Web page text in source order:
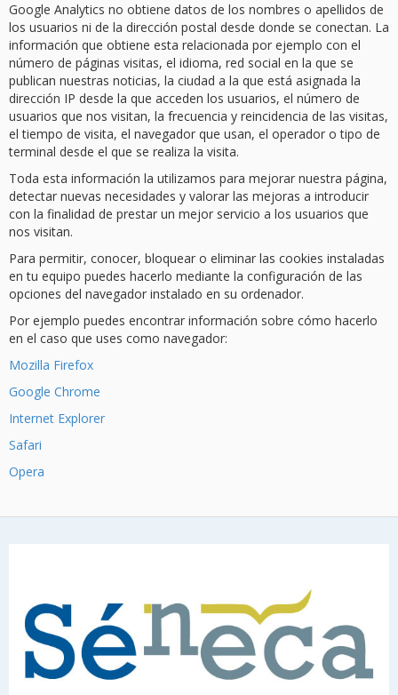
Google Analytics no obtiene datos de los nombres o apellidos de
los usuarios ni de la dirección postal desde donde se conectan. La
información que obtiene esta relacionada por ejemplo con el
número de páginas visitas, el idioma, red social en la que se
publican nuestras noticias, la ciudad a la que está asignada la
dirección IP desde la que acceden los usuarios, el número de
usuarios que nos visitan, la frecuencia y reincidencia de las visitas,
el tiempo de visita, el navegador que usan, el operador o tipo de
terminal desde el que se realiza la visita.
Toda esta información la utilizamos para mejorar nuestra página,
detectar nuevas necesidades y valorar las mejoras a introducir
con la finalidad de prestar un mejor servicio a los usuarios que
nos visitan.
Para permitir, conocer, bloquear o eliminar las cookies instaladas
en tu equipo puedes hacerlo mediante la configuración de las
opciones del navegador instalado en su ordenador.
Por ejemplo puedes encontrar información sobre cómo hacerlo
en el caso que uses como navegador:
Mozilla Firefox
Google Chrome
Internet Explorer
Safari
Opera